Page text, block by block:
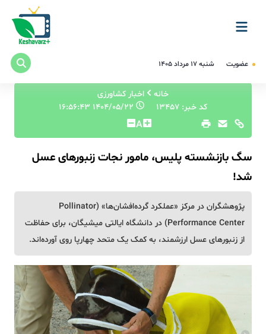
عضویت شنبه ۱۷ مرداد ۱۴۰۵
خانه
اخبار کشاورزی
کد خبر: 13457
۱۴۰۴/۰۵/۲۲ ۱۶:۵۶:۴۳
A
سگ بازنشسته‌ پلیس، مامور نجات زنبورهای عسل
شد!
پژوهشگران در مرکز «عملکرد گرده‌افشان‌ها» (Pollinator
Performance Center) در دانشگاه ایالتی میشیگان، برای حفاظت
از زنبورهای عسل ارزشمند، به کمک یک متحد چهارپا روی آورده‌اند.